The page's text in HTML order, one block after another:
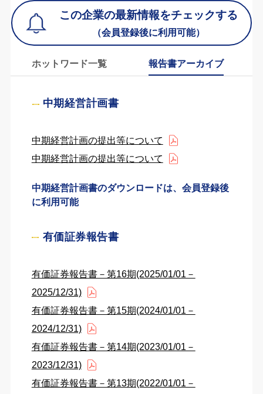
この企業の最新情報をチェックする
（会員登録後に利用可能）
ホットワード一覧 報告書アーカイブ
中期経営計画書
中期経営計画の提出等について
中期経営計画の提出等について
中期経営計画書のダウンロードは、会員登録後
に利用可能
有価証券報告書
有価証券報告書－第16期(2025/01/01－
2025/12/31)
有価証券報告書－第15期(2024/01/01－
2024/12/31)
有価証券報告書－第14期(2023/01/01－
2023/12/31)
有価証券報告書－第13期(2022/01/01－